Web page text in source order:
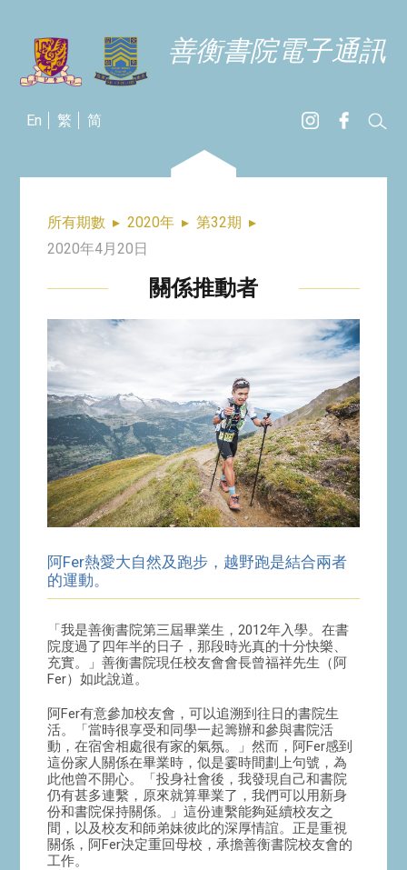
善衡書院電子通訊
En 繁 简
所有期數 ▸ 2020年 ▸ 第32期 ▸
2020年4月20日
關係推動者
阿Fer熱愛大自然及跑步，越野跑是結合兩者
的運動。
「我是善衡書院第三屆畢業生，2012年入學。在書
院度過了四年半的日子，那段時光真的十分快樂、
充實。」善衡書院現任校友會會長曾福祥先生（阿
Fer）如此說道。
阿Fer有意參加校友會，可以追溯到往日的書院生
活。「當時很享受和同學一起籌辦和參與書院活
動，在宿舍相處很有家的氣氛。」然而，阿Fer感到
這份家人關係在畢業時，似是霎時間劃上句號，為
此他曾不開心。「投身社會後，我發現自己和書院
仍有甚多連繫，原來就算畢業了，我們可以用新身
份和書院保持關係。」這份連繫能夠延續校友之
間，以及校友和師弟妹彼此的深厚情誼。正是重視
關係，阿Fer決定重回母校，承擔善衡書院校友會的
工作。